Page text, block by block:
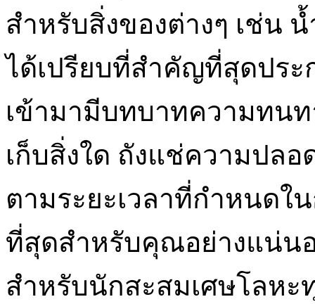
สำหรับสิ่งของต่างๆ เช่น
ได้เปรียบที่สำคัญที่สุดประ
เข้ามามีบทบาทความทน
เก็บสิ่งใด ถังแช่ความป
ตามระยะเวลาที่กำหนดใ
ที่สุดสำหรับคุณอย่างแน่น
สำหรับนักสะสมเศษโลหะ